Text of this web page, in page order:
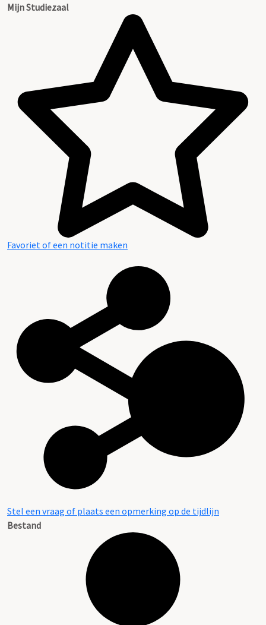
Mijn Studiezaal
Favoriet of een notitie maken
Stel een vraag of plaats een opmerking op de tijdlijn
Bestand